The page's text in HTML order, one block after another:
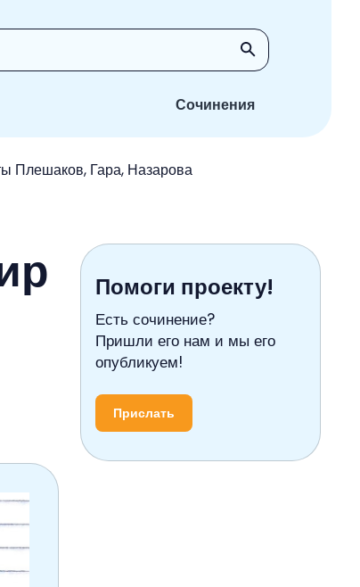
Сочинения
Плешаков, Гара, Назарова
Помоги проекту!
Есть сочинение?
Пришли его нам и мы его
опубликуем!
Прислать